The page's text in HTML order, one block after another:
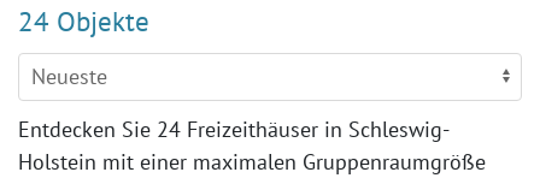
24 Objekte
Entdecken Sie 24 Freizeithäuser in Schleswig-
Holstein mit einer maximalen Gruppenraumgröße